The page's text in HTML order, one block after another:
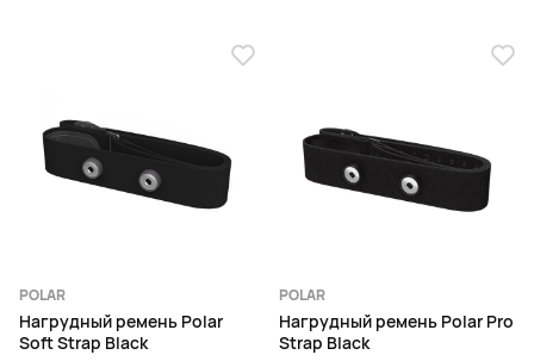
POLAR
Нагрудный ремень Polar
Soft Strap Black
POLAR
Нагрудный ремень Polar Pro
Strap Black